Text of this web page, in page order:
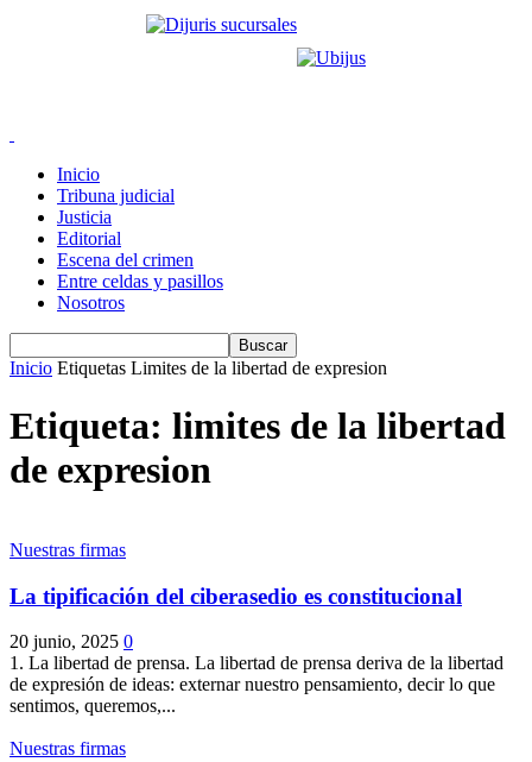
Inicio
Tribuna judicial
Justicia
Editorial
Escena del crimen
Entre celdas y pasillos
Nosotros
Inicio Etiquetas Limites de la libertad de expresion
Etiqueta: limites de la libertad
de expresion
Nuestras firmas
La tipificación del ciberasedio es constitucional
20 junio, 2025 0
1. La libertad de prensa. La libertad de prensa deriva de la libertad
de expresión de ideas: externar nuestro pensamiento, decir lo que
sentimos, queremos,...
Nuestras firmas